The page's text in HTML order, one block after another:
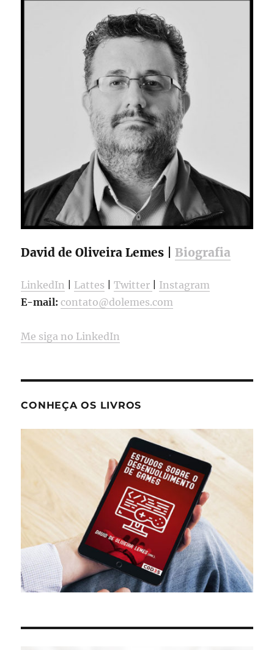
David de Oliveira Lemes | Biografia
LinkedIn Lattes |Twitter
Instagram
E-mail: contato@dolemes.com
Me siga no LinkedIn
CONHEÇA OS LIVROS